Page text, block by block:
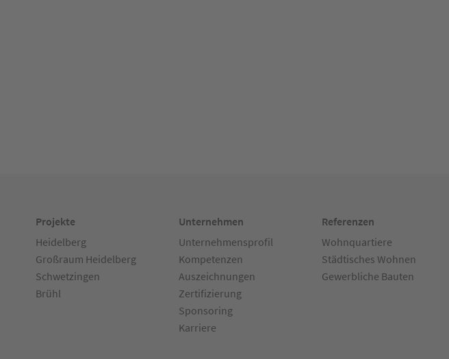
Projekte
Heidelberg
Großraum Heidelberg
Schwetzingen
Brühl
Unternehmen
Unternehmensprofil
Kompetenzen
Auszeichnungen
Zertifizierung
Sponsoring
Karriere
Referenzen
Wohnquartiere
Städtisches Wohnen
Gewerbliche Bauten